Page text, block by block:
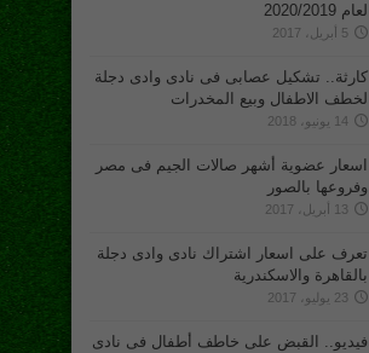
لعام 2020/2019
5 أبريل، 2017
كارثة.. تشكيل عصابى فى نادى وادى دجلة
لخطف الاطفال وبيع المخدرات
14 يونيو، 2018
اسعار عضوية أشهر صالات الجيم فى مصر
وفروعها بالصور
13 أبريل، 2017
تعرف على اسعار اشتراك نادى وادى دجلة
بالقاهرة والاسكندرية
23 يوليو، 2017
فيديو.. القبض على خاطف أطفال فى نادى